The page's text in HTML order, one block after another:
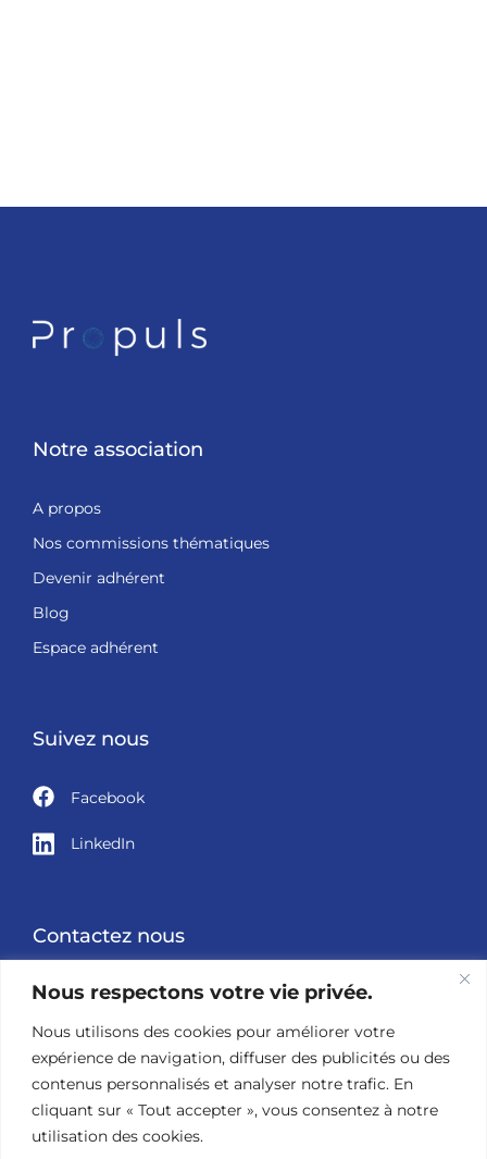
Nous respectons votre vie privée.
Nous utilisons des cookies pour améliorer votre
expérience de navigation, diffuser des publicités ou des
contenus personnalisés et analyser notre trafic. En
cliquant sur « Tout accepter », vous consentez à notre
utilisation des cookies.
Notre association
A propos
Nos commissions thématiques
Devenir adhérent
Blog
Espace adhérent
Suivez nous
Facebook
LinkedIn
Contactez nous
05 49 60 98 00